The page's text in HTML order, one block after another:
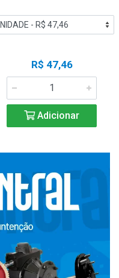
R$ 47,46
Adicionar